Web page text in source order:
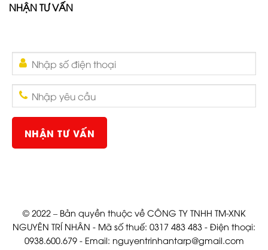
NHẬN TƯ VẤN
© 2022 – Bản quyền thuộc về CÔNG TY TNHH TM-XNK
NGUYÊN TRÍ NHÂN - Mã số thuế: 0317 483 483 - Điện thoại:
0938.600.679 - Email: nguyentrinhantarp@gmail.com